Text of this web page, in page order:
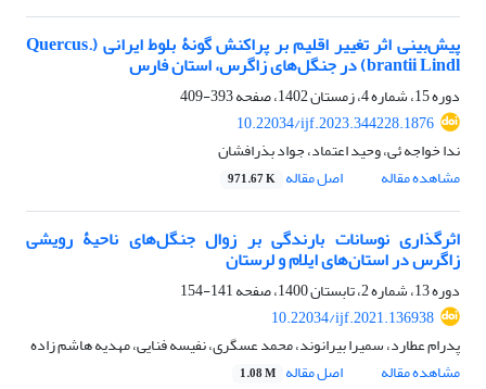
پیش‌بینی اثر تغییر اقلیم بر پراکنش گونۀ بلوط ایرانی (.Quercus
brantii Lindl) در جنگل‌های زاگرس، استان فارس
دوره 15، شماره 4، زمستان 1402، صفحه
393-409
10.22034/ijf.2023.344228.1876
ندا خواجه ئی، وحید اعتماد، جواد بذرافشان
مشاهده مقاله
اصل مقاله 971.67 K
اثرگذاری نوسانات بارندگی بر زوال جنگل‌های ناحیۀ رویشی
زاگرس در استان‌های ایلام و لرستان
دوره 13، شماره 2، تابستان 1400، صفحه
141-154
10.22034/ijf.2021.136938
پدرام عطارد، سمیرا بیرانوند، محمد عسگری، نفیسه فنایی، مهدیه هاشم زاده
مشاهده مقاله
اصل مقاله 1.08 M